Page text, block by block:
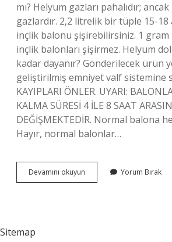
mı? Helyum gazları pahalıdır;
gazlardır. 2,2 litrelik bir tüple 15-18
inçlik balonu şişirebilirsiniz. 1 gram
inçlik balonları şişirmez. Helyum
kadar dayanır? Gönderilecek ürün
geliştirilmiş emniyet valf sistemine
KAYIPLARI ÖNLER. UYARI:
KALMA SÜRESİ 4 İLE 8 SAAT
DEĞİŞMEKTEDİR. Normal balona
Hayır, normal balonlar…
Devamını okuyun
Balon
Yorum Bırak
Sitemap